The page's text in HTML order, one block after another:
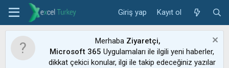
Giriş yap Kayıt ol
Merhaba Ziyaretçi,
Microsoft 365 Uygulamaları ile ilgili yeni haberler,
dikkat çekici konular, ilgi ile takip edeceğiniz yazılar